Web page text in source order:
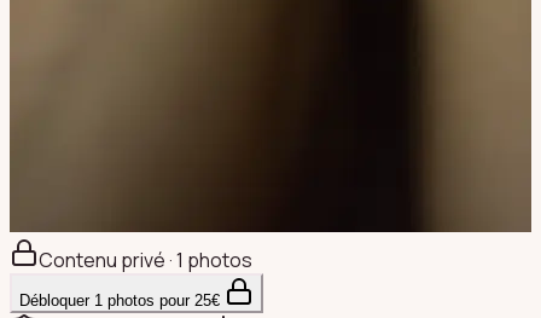
Contenu privé · 1 photos
Débloquer 1 photos pour 25€